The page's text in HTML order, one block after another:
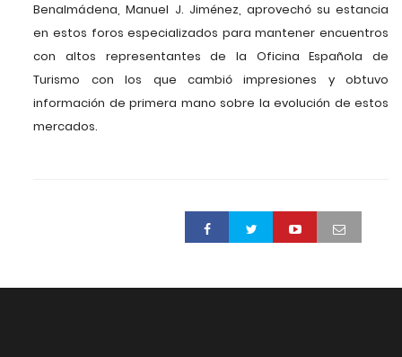
Benalmádena, Manuel J. Jiménez, aprovechó su estancia
en estos foros especializados para mantener encuentros
con altos representantes de la Oficina Española de
Turismo con los que cambió impresiones y obtuvo
información de primera mano sobre la evolución de estos
mercados.